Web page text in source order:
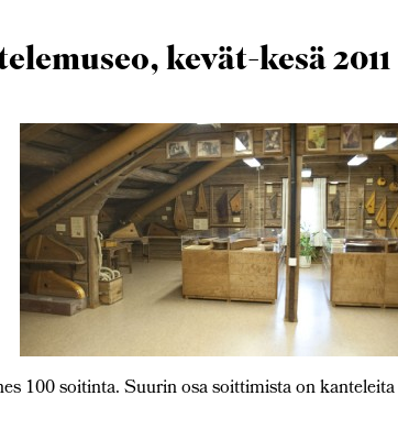
kevät-kesä 2011
100 soitinta. Suurin osa soittimista on